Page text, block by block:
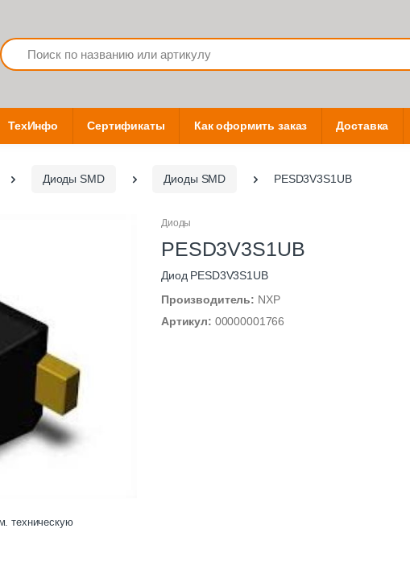
Search
ТехИнфо Сертификаты Как оформить заказ Доставка
Диоды SMD Диоды SMD PESD3V3S1UB
техническую
Диоды
PESD3V3S1UB
Диод PESD3V3S1UB
Производитель: NXP
Артикул: 00000001766